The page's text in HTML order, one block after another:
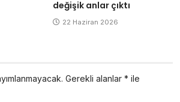
değişik anlar çıktı
22 Haziran 2026
Gerekli alanlar * ile